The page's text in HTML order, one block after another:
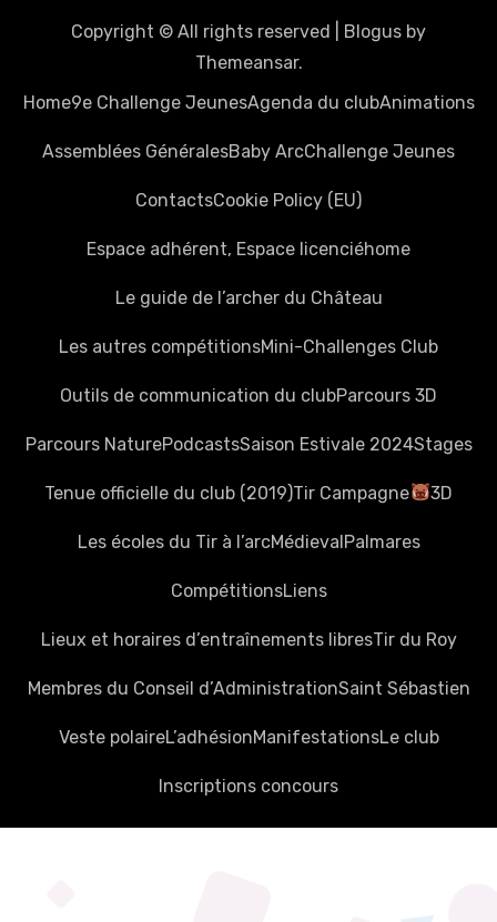
Copyright © All rights reserved Blogus by
Themeansar.
Home9e Challenge JeunesAgenda du clubAnimations
Assemblées GénéralesBaby ArcChallenge Jeunes
ContactsCookie Policy (EU)
Espace adhérent, Espace licenciéhome
Le guide de l’archer du Château
Les autres compétitionsMini-Challenges Club
Outils de communication du clubParcours 3D
Parcours NaturePodcastsSaison Estivale 2024Stages
Tenue officielle du club (2019)Tir Campagne 3D
Les écoles du Tir à l’arcMédievalPalmares
CompétitionsLiens
Lieux et horaires d’entraînements libresTir du Roy
Membres du Conseil d’AdministrationSaint Sébastien
Veste polaireL’adhésionManifestationsLe club
Inscriptions concours